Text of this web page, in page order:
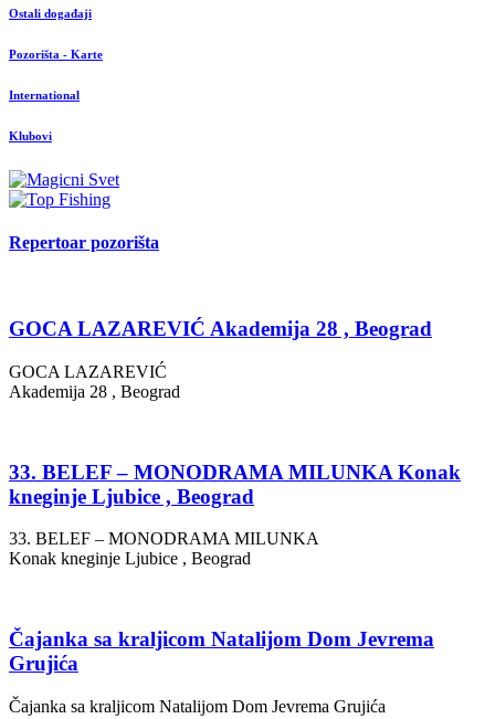
Ostali događaji
Pozorišta - Karte
International
Klubovi
Repertoar pozorišta
GOCA LAZAREVIĆ Akademija 28 , Beograd
GOCA LAZAREVIĆ
Akademija 28 , Beograd
33. BELEF – MONODRAMA MILUNKA Konak
kneginje Ljubice , Beograd
33. BELEF – MONODRAMA MILUNKA
Konak kneginje Ljubice , Beograd
Čajanka sa kraljicom Natalijom Dom Jevrema
Grujića
Čajanka sa kraljicom Natalijom Dom Jevrema Grujića